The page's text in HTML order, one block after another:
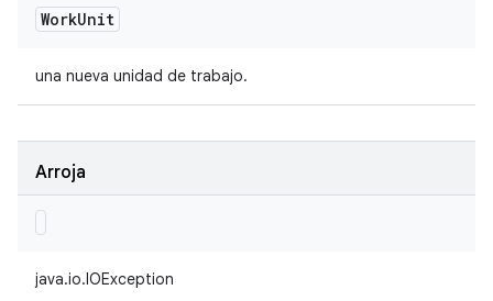
WorkUnit
una nueva unidad de trabajo.
Arroja
java.io.IOException